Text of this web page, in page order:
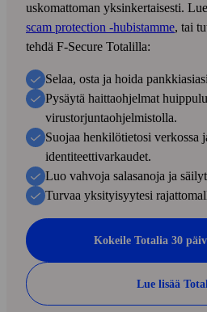
uskomattoman yksin­kertaisesti.
scam protection ‑hubistamme, tai
tehdä F‑Secure Totalilla:
Selaa, osta ja hoida
Pysäytä haittaohjelmat
virustorjuntaohjelmistolla.
Suojaa henkilötietosi verkossa
identiteettivarkaudet.
Luo vahvoja salasanoja ja
Turvaa yksityisyytesi
Kokeile Totalia 30
Lue lisää